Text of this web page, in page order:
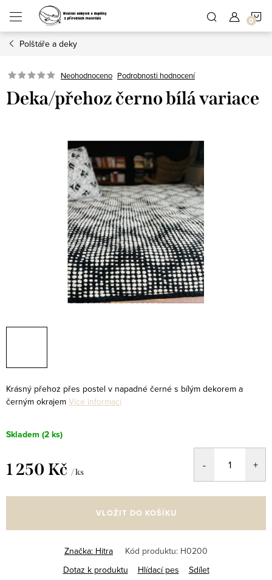
obsah
Polštáře a deky
Neohodnoceno Podrobnosti hodnocení
Deka/přehoz černo bílá variace
Krásný přehoz přes postel v napadné černé s bílým dekorem a
černým okrajem Více informací
Skladem (2 ks)
1 250 Kč / ks
cena:
VLOŽIT DO KOŠÍKU
Značka: Hitra Kód produktu: H0200
Dotaz k produktu
Hlídací pes Sdílet